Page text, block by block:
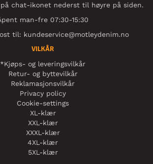
chat-ikonet nederst til høyre på siden.
man-fre 07:30-15:30
til: kundeservice@motleydenim.no
VILKÅR
*Kjøps- og leveringsvilkår
Retur- og byttevilkår
Reklamasjonsvilkår
Privacy policy
Cookie-settings
XL-klær
XXL-klær
XXXL-klær
4XL-klær
5XL-klær